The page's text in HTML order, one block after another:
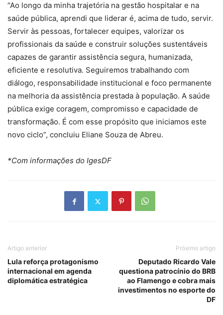
“Ao longo da minha trajetória na gestão hospitalar e na
saúde pública, aprendi que liderar é, acima de tudo, servir.
Servir às pessoas, fortalecer equipes, valorizar os
profissionais da saúde e construir soluções sustentáveis
capazes de garantir assistência segura, humanizada,
eficiente e resolutiva. Seguiremos trabalhando com
diálogo, responsabilidade institucional e foco permanente
na melhoria da assistência prestada à população. A saúde
pública exige coragem, compromisso e capacidade de
transformação. É com esse propósito que iniciamos este
novo ciclo”, concluiu Eliane Souza de Abreu.
*Com informações do IgesDF
Artigo anterior
Lula reforça protagonismo
internacional em agenda
diplomática estratégica
Próximo artigo
Deputado Ricardo Vale
questiona patrocínio do BRB
ao Flamengo e cobra mais
investimentos no esporte do
DF